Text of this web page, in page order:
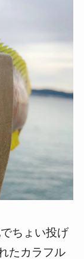
ちょい投げ
たカラフル